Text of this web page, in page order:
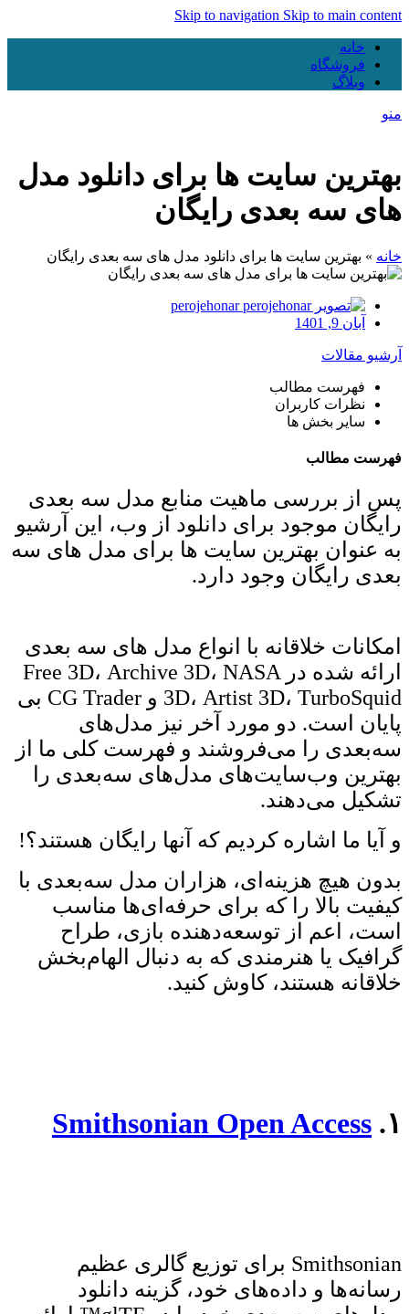
Skip to navigation Skip to main content
خانه
فروشگاه
وبلاگ
منو
بهترین سایت ها برای دانلود مدل
های سه بعدی رایگان
خانه » بهترین سایت ها برای دانلود مدل های سه بعدی رایگان
perojehonar
آبان 9, 1401
آرشیو مقالات
فهرست مطالب
نظرات کاربران
سایر بخش ها
فهرست مطالب
پس از بررسی ماهیت منابع مدل سه بعدی
رایگان موجود برای دانلود از وب، این آرشیو
به عنوان بهترین سایت ها برای مدل های سه
بعدی رایگان وجود دارد.
امکانات خلاقانه با انواع مدل های سه بعدی
ارائه شده در Free 3D، Archive 3D، NASA
3D، Artist 3D، TurboSquid و CG Trader بی
پایان است. دو مورد آخر نیز مدل‌های
سه‌بعدی را می‌فروشند و فهرست کلی ما از
بهترین وب‌سایت‌های مدل‌های سه‌بعدی را
تشکیل می‌دهند.
و آیا ما اشاره کردیم که آنها رایگان هستند؟!
بدون هیچ هزینه‌ای، هزاران مدل سه‌بعدی با
کیفیت بالا را که برای حرفه‌ای‌ها مناسب
است، اعم از توسعه‌دهنده بازی، طراح
گرافیک یا هنرمندی که به دنبال الهام‌بخش
خلاقانه هستند، کاوش کنید.
۱. Smithsonian Open Access
Smithsonian برای توزیع گالری عظیم
رسانه‌ها و داده‌های خود، گزینه دانلود